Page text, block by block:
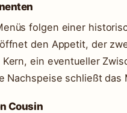
folgen einer
den Appetit, der
ein eventueller
Nachspeise schließt das
Cousin